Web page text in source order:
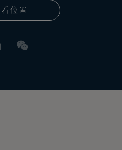
看位置